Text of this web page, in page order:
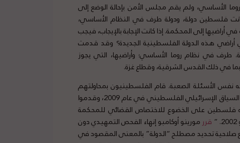
الأساسي، ولم يقم مجلس الأمن بإحالة الوضع إلى
فلسطين دولة، ودولة طرف في النظام الأساسي،
أراضيها إلى المحكمة. إذا كانت الإجابة بالإيجاب، فيجب
هذه الدولة الفلسطينية الجديدة؟ وقد قدمت
طرف في نظام روما الأساسي؛ وأراضيها، التي يجوز
بما في ذلك القدس الشرقية، وقطاع غزة.
نفس الأسئلة الصعبة. قام الفلسطينيون بمحاولتهم
الأولى للتذرع بالاختصاص القضائي للمحكمة الجنائية الدولية في السياق الإسرائيلي الفلسطيني في عام 2009، وقدموا
وافقت فيه فلسطين على الخضوع للاختصاص القضائي للمحكمة
قررمورينو أوكامبو إنهاء الفحص التمهيدي دون
نص على أن تقع صلاحية تحديد مصطلح “الدولة” بالمعنى المقصود في